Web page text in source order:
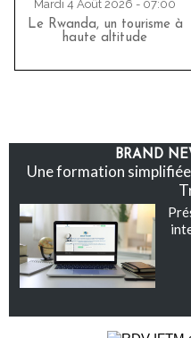
Mardi 4 Août 2026 - 07:00
Le Rwanda, un tourisme à
haute altitude
BRAND
Une formation